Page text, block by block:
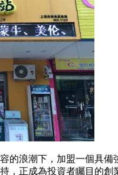
的浪潮下，加盟一個具
，正成為投資者矚目的